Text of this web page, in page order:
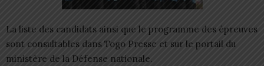
La liste des candidats ainsi que le programme des épreuves
sont consultables dans Togo Presse et sur le portail du
ministère de la Défense nationale.